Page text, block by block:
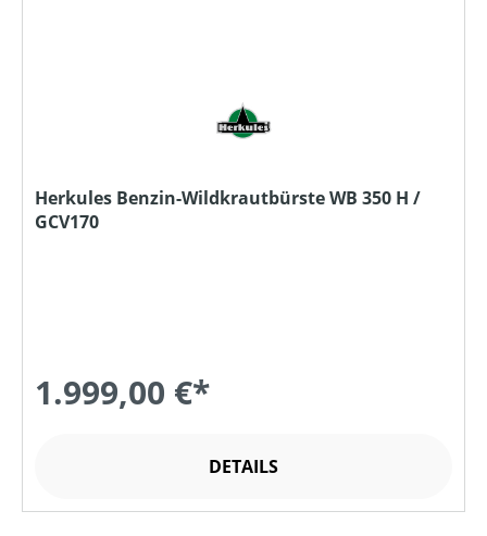
Herkules Benzin-Wildkrautbürste WB 350 H /
GCV170
1.999,00 €*
DETAILS